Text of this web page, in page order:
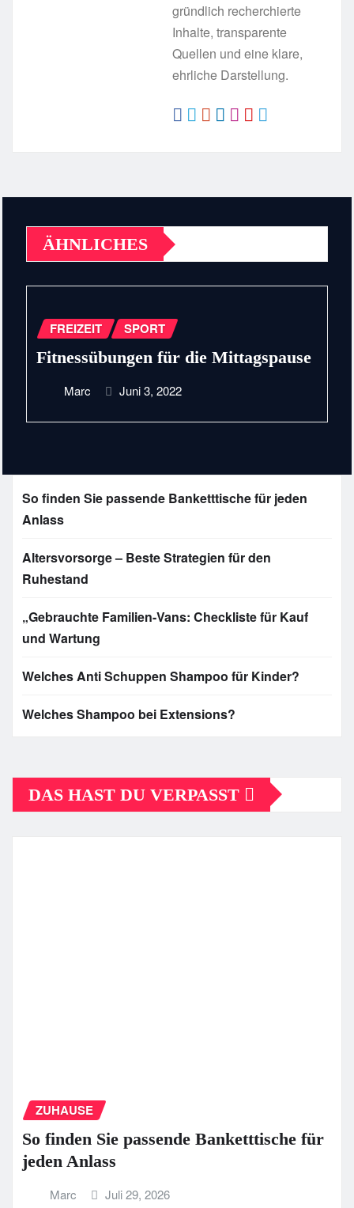
gründlich recherchierte
Inhalte, transparente
Quellen und eine klare,
ehrliche Darstellung.
ÄHNLICHES
FREIZEIT SPORT
Fitnessübungen für die Mittagspause
Marc Juni 3, 2022
So finden Sie passende Banketttische für jeden
Anlass
Altersvorsorge – Beste Strategien für den
Ruhestand
„Gebrauchte Familien-Vans: Checkliste für Kauf
und Wartung
Welches Anti Schuppen Shampoo für Kinder?
Welches Shampoo bei Extensions?
DAS HAST DU VERPASST
ZUHAUSE
So finden Sie passende Banketttische für
jeden Anlass
Marc Juli 29, 2026